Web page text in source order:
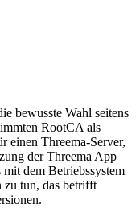
bewusste Wahl seitens
RootCA als
einen Threema-Server,
der Threema App
dem Betriebssystem
zu tun, das betrifft